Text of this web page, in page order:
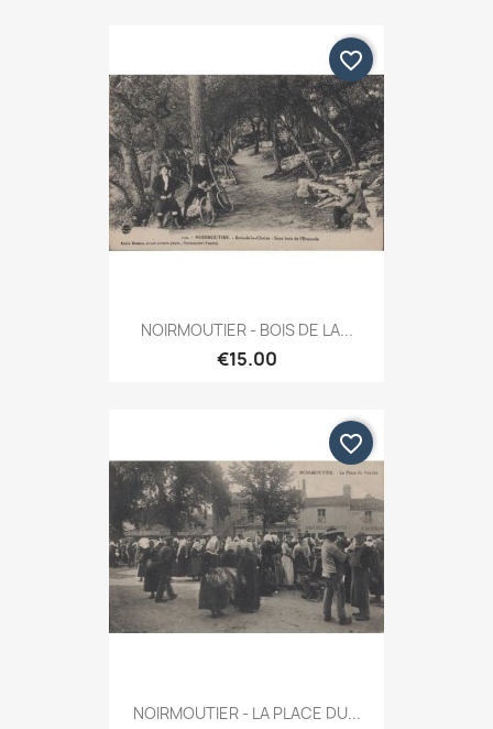
NOIRMOUTIER - BOIS DE LA...
€15.00
favorite_border
NOIRMOUTIER - LA PLACE DU...
favorite_border